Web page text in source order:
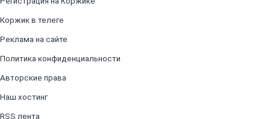
Коржик в телеге
Реклама на сайте
Политика конфиденциальности
Авторские права
Наш хостинг
RSS лента